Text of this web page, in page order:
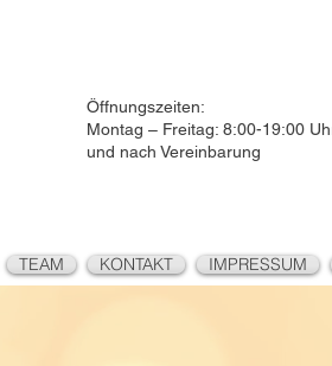
Öffnungszeiten:
Montag – Freitag: 8:00-19:00
und nach Vereinbarung
TEAM KONTAKT IMPRESSUM